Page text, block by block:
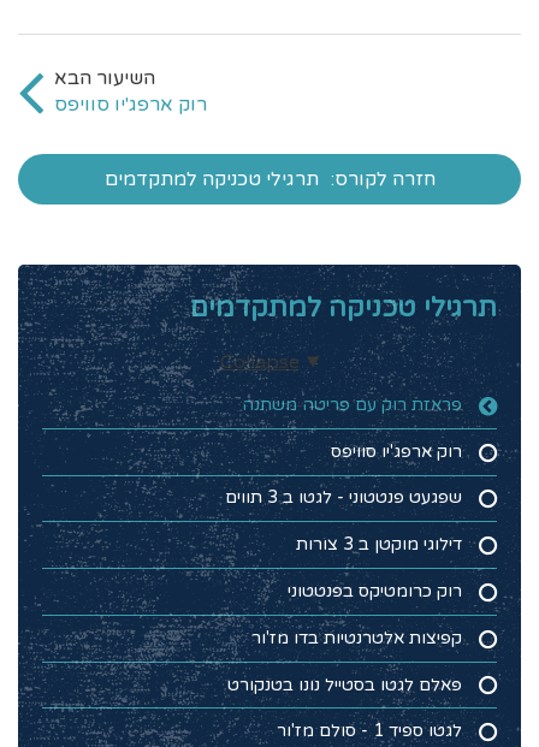
רוק ארפג'יו סוויפס
חזרה לקורס: תרגילי טכניקה למתקדמים
תרגילי טכניקה למתקדמים
Collapse
פראזת רוק עם פריטה משתנה
רוק ארפג'יו סוויפס
שפגעט פנטטוני - לגטו ב 3 תווים
דילוגי מוקטן ב 3 צורות
רוק כרומטיקס בפנטטוני
קפיצות אלטרנטיות בדו מז'ור
פאלם לגטו בסטייל נונו בטנקורט
לגטו ספיד 1 - סולם מז'ור